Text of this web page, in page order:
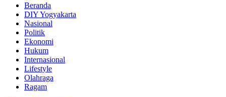
Beranda
DIY Yogyakarta
Nasional
Politik
Ekonomi
Hukum
Internasional
Lifestyle
Olahraga
Ragam